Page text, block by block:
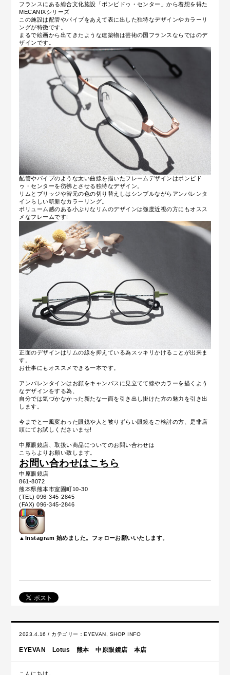
フランスにある総合文化施設「ポンピドゥ・センター」から着想を得た
MECANIXシリーズ
この施設は配管やパイプをあえて表に出した独特なデザインやカラーリ
ングが特徴です。
まるで絵画から出てきたような建築物は芸術の国フランスならではのデ
ザインです。
配管やパイプのような太い曲線を描いたフレームデザインはポンピド
ゥ・センターを彷彿とさせる独特なデザイン。
リムとブリッジや智元の色の切り替えしはシンプルながらアンバレンタ
インらしい斬新なカラーリング。
ボリューム感のある小ぶりなリムのデザインは強度近視の方にもオスス
メなフレームです!
正面のデザインはリムの線を抑えている為スッキリかけることが出来ま
す。
お仕事にもオススメできる一本です。
アンバレンタインはお顔をキャンパスに見立てて線やカラーを描くよう
なデザインをする為、
自分では気づかなかった新たな一面を引き出し掛けた方の魅力を引き出
します。
今までと一風変わった眼鏡や人と被りずらい眼鏡をご検討の方、是非店
頭にてお試しくださいませ!
中原眼鏡店、取扱い商品についてのお問い合わせは
こちらよりお願い致します。
お問い合わせはこちら
中原眼鏡店
861-8072
熊本県熊本市室園町10-30
(TEL) 096-345-2845
(FAX) 096-345-2846
▲Instagram 始めました。フォローお願いいたします。
2023.4.16 / カテゴリー：EYEVAN SHOP INFO
EYEVAN Lotus 熊本 中原眼鏡店 本店
こんにちは。